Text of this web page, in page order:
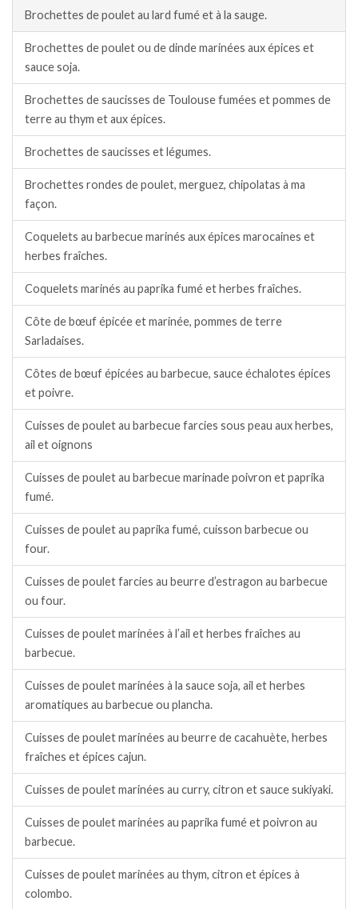
Brochettes de poulet au lard fumé et à la sauge.
Brochettes de poulet ou de dinde marinées aux épices et
sauce soja.
Brochettes de saucisses de Toulouse fumées et pommes de
terre au thym et aux épices.
Brochettes de saucisses et légumes.
Brochettes rondes de poulet, merguez, chipolatas à ma
façon.
Coquelets au barbecue marinés aux épices marocaines et
herbes fraîches.
Coquelets marinés au paprika fumé et herbes fraîches.
Côte de bœuf épicée et marinée, pommes de terre
Sarladaises.
Côtes de bœuf épicées au barbecue, sauce échalotes épices
et poivre.
Cuisses de poulet au barbecue farcies sous peau aux herbes,
ail et oignons
Cuisses de poulet au barbecue marinade poivron et paprika
fumé.
Cuisses de poulet au paprika fumé, cuisson barbecue ou
four.
Cuisses de poulet farcies au beurre d’estragon au barbecue
ou four.
Cuisses de poulet marinées à l’ail et herbes fraîches au
barbecue.
Cuisses de poulet marinées à la sauce soja, ail et herbes
aromatiques au barbecue ou plancha.
Cuisses de poulet marinées au beurre de cacahuète, herbes
fraîches et épices cajun.
Cuisses de poulet marinées au curry, citron et sauce sukiyaki.
Cuisses de poulet marinées au paprika fumé et poivron au
barbecue.
Cuisses de poulet marinées au thym, citron et épices à
colombo.